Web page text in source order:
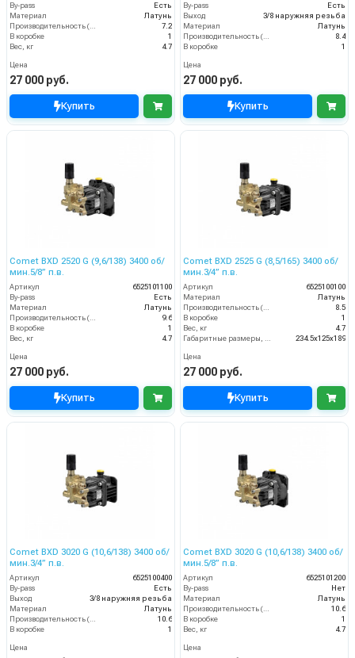
By-pass
Есть
Материал
Латунь
7.2
В коробке
1
Вес, кг
4.7
Цена
27 000 руб.
Купить
By-pass
Есть
Выход
3/8 наружняя резьба
Материал
Латунь
8.4
В коробке
1
Цена
27 000 руб.
Купить
Comet BXD 2520 G (9,6/138) 3400 об/
мин.5/8” п.в.
Артикул
6525101100
By-pass
Есть
Материал
Латунь
9.6
В коробке
1
Вес, кг
4.7
Цена
27 000 руб.
Купить
Comet BXD 2525 G (8,5/165) 3400 об/
мин.3/4” п.в.
Артикул
6525100100
Материал
Латунь
8.5
В коробке
1
Вес, кг
4.7
234.5x125x189
Цена
27 000 руб.
Купить
Comet BXD 3020 G (10,6/138) 3400 об/
мин.3/4” п.в.
Артикул
6525100400
By-pass
Есть
Выход
3/8 наружняя резьба
Материал
Латунь
Производительность (л/мин)
10.6
В коробке
1
Цена
Comet BXD 3020 G (10,6/138) 3400 об/
мин.5/8” п.в.
Артикул
6525101200
By-pass
Нет
Материал
Латунь
Производительность (л/мин)
10.6
В коробке
1
Вес, кг
4.7
Цена